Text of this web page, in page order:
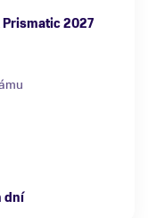
Prismatic 2027
dní